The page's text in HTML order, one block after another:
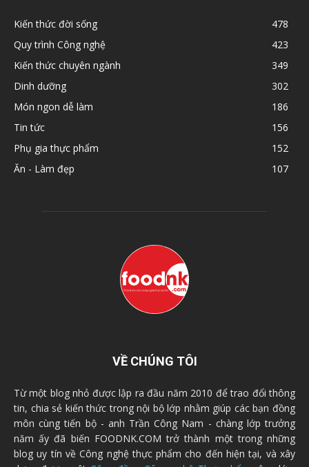
Kiến thức đời sống
478
Quy trình Công nghệ
423
Kiến thức chuyên ngành
349
Dinh dưỡng
302
Món ngon dễ làm
186
Tin tức
156
Phụ gia thực phẩm
152
Ăn - Làm đẹp
107
VỀ CHÚNG TÔI
Từ một blog nhỏ được lập ra đầu năm 2010 để trao đổi thông
tin, chia sẻ kiến thức trong nội bộ lớp nhằm giúp các bạn đồng
môn cùng tiến bộ - anh Trần Công Nam - chàng lớp trưởng
năm ấy đã biến FOODNK.COM trở thành một trong những
blog uy tín về Công nghệ thực phẩm cho đến hiện tại, và xây